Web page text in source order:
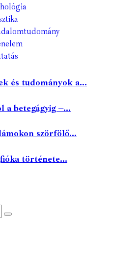
és tudományok a...
a betegágyig –...
szörfölő...
története...